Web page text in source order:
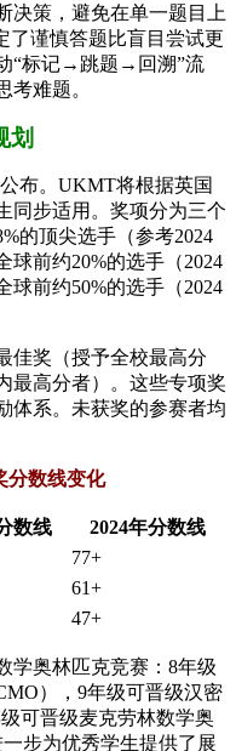
决策，避免在单一题目上
了谨慎答题比盲目尝试更
“标记→跳题→回溯”流
考难题。
划
布。UKMT将根据英国
同步适用。奖项分为三个
的顶尖选手（参考2024
球前约20%的选手（2024
球前约50%的选手（2024
佳奖（授予全校最高分
最高分者）。这些专项奖
体系。未获奖的参赛者均
数线变化
数线
2024年分数线
77+
61+
47+
学奥林匹克竞赛：8年级
），9年级可晋级汉密
可晋级麦克劳林数学奥
步为优秀学生提供了展